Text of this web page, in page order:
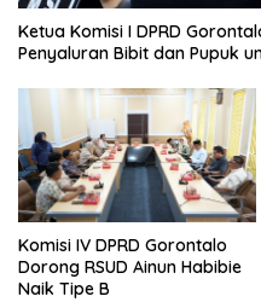
Ketua Komisi I DPRD
Penyaluran Bibit dan Pupuk
Komisi IV DPRD Gorontalo
Dorong RSUD Ainun Habibie
Naik Tipe B